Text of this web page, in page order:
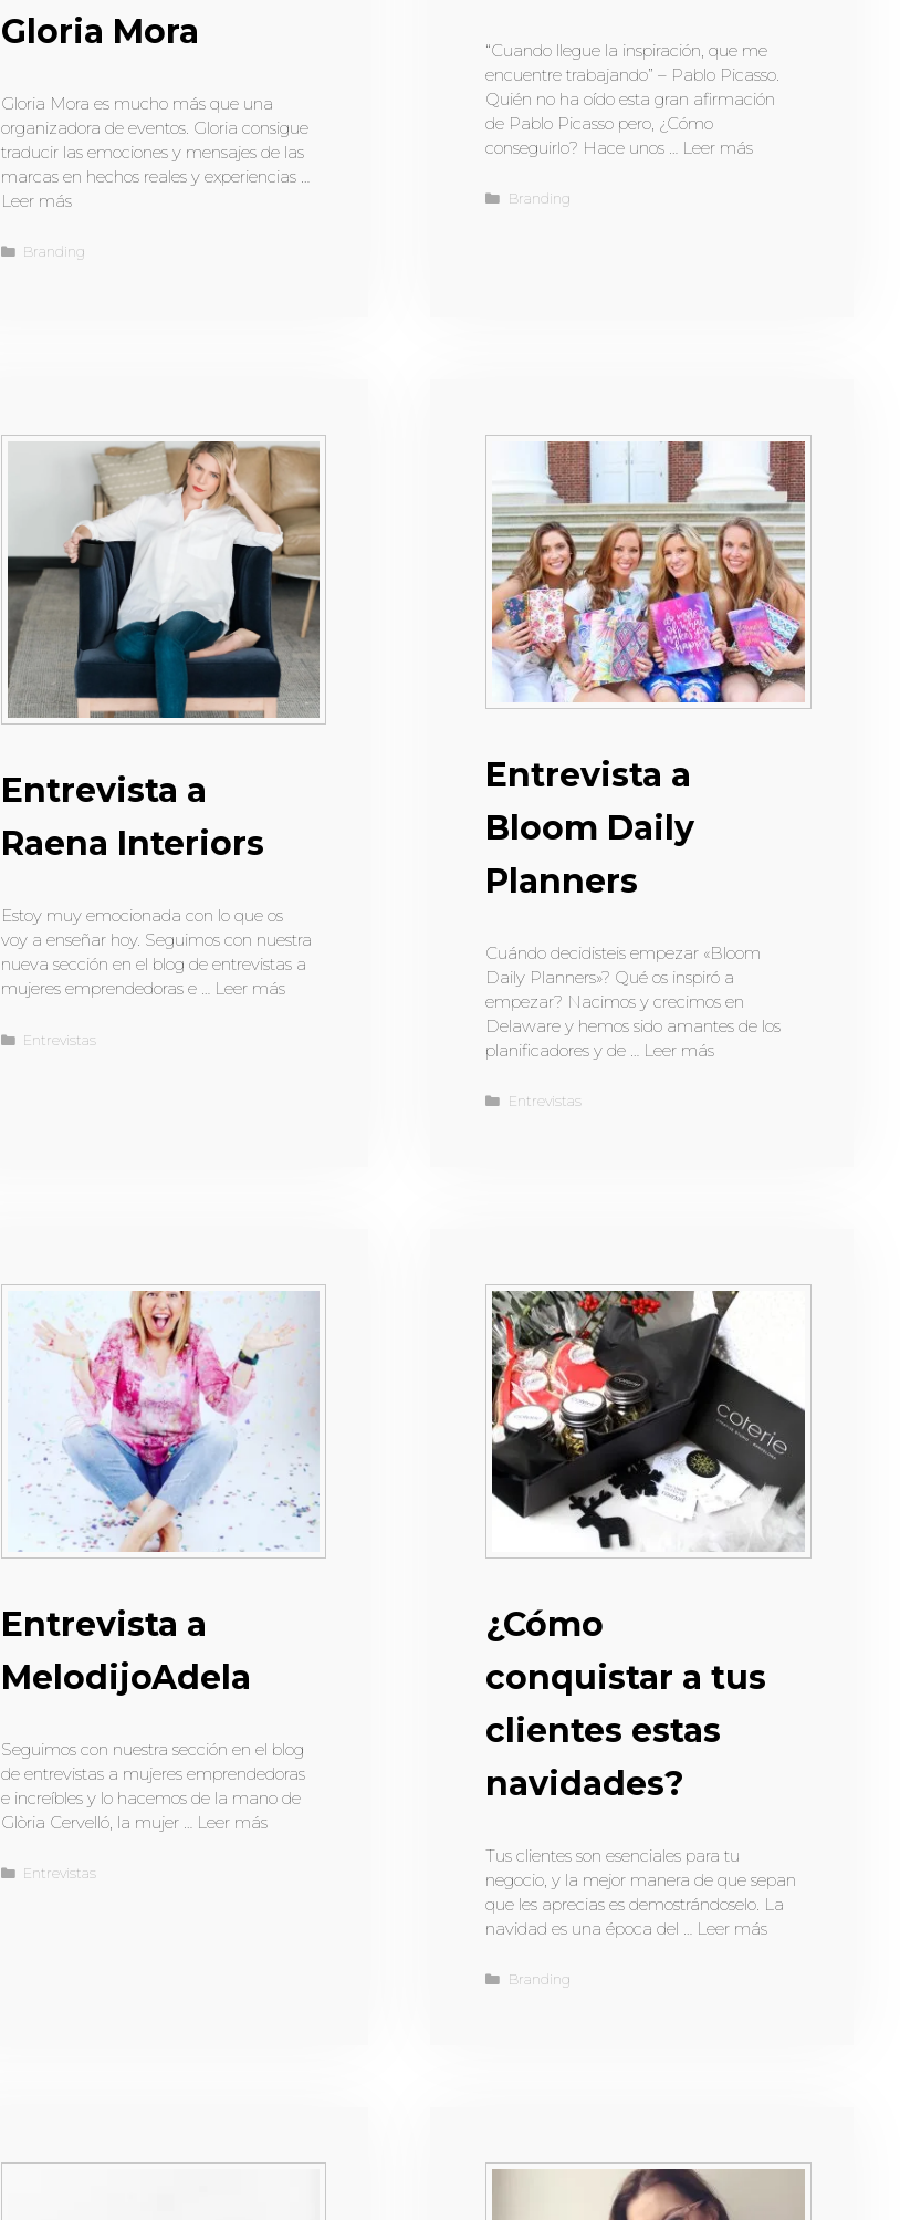
Gloria Mora
Gloria Mora es mucho más que una
organizadora de eventos. Gloria consigue
traducir las emociones y mensajes de las
marcas en hechos reales y experiencias …
Leer más
Branding
“Cuando llegue la inspiración, que me
encuentre trabajando” – Pablo Picasso.
Quién no ha oído esta gran afirmación
de Pablo Picasso pero, ¿Cómo
conseguirlo? Hace unos … Leer más
Branding
Entrevista a
Raena Interiors
Estoy muy emocionada con lo que os
voy a enseñar hoy. Seguimos con nuestra
nueva sección en el blog de entrevistas a
mujeres emprendedoras e … Leer más
Entrevistas
Entrevista a
Bloom Daily
Planners
Cuándo decidisteis empezar «Bloom
Daily Planners»? Qué os inspiró a
empezar? Nacimos y crecimos en
Delaware y hemos sido amantes de los
planificadores y de … Leer más
Entrevistas
Entrevista a
MelodijoAdela
Seguimos con nuestra sección en el blog
de entrevistas a mujeres emprendedoras
e increíbles y lo hacemos de la mano de
Glòria Cervelló, la mujer …
Leer más
Entrevistas
¿Cómo
conquistar a tus
clientes estas
navidades?
Tus clientes son esenciales para tu
negocio, y la mejor manera de que sepan
que les aprecias es demostrándoselo. La
navidad es una época del … Leer más
Branding